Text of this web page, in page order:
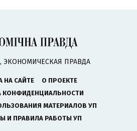
ЭКОНОМИЧЕСКАЯ ПРАВДА
НА САЙТЕ
О ПРОЕКТЕ
КОНФИДЕНЦИАЛЬНОСТИ
МАТЕРИАЛОВ УП
И ПРАВИЛА РАБОТЫ УП